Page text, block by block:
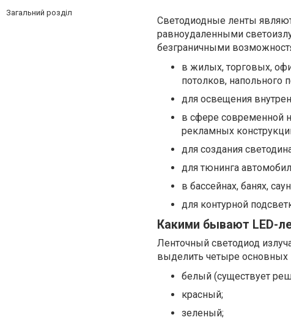
Загальний розділ
Светодиодные ленты
равноудаленными
безграничными
в жилых, торговых,
потолков, напольного
для освещения
в сфере современной
рекламных
для создания
для тюнинга
в бассейнах, банях,
для контурной
Какими бывают LED-
Ленточный светодиод
выделить четыре основных
белый (существует
красный;
зеленый;